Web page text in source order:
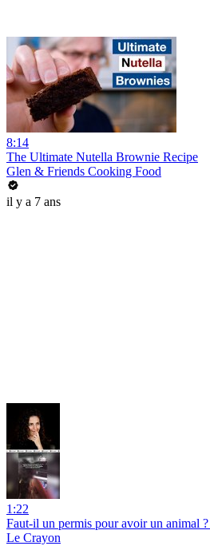
8:14
The Ultimate Nutella Brownie Recipe
Glen & Friends Cooking Food
il y a 7 ans
1:22
Faut-il un permis pour avoir un animal
Le Crayon